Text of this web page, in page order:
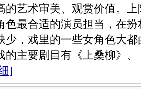
的艺术审美、观赏价值。
色最合适的演员担当，在
少，戏里的一些女角色大
的主要剧目有《上桑柳》
]